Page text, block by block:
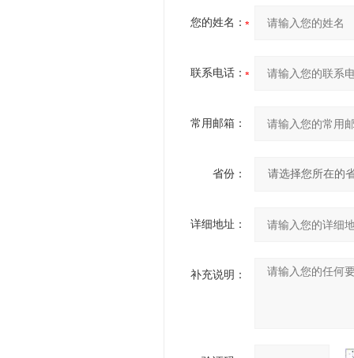
您的姓名：
联系电话：
常用邮箱：
省份：
详细地址：
补充说明：